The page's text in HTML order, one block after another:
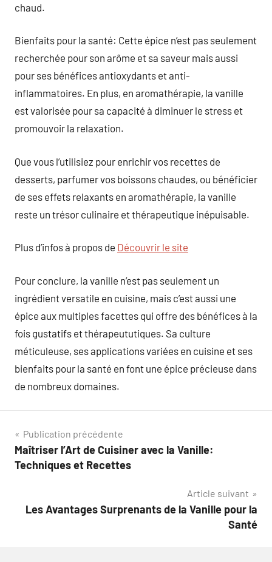
chaud.
Bienfaits pour la santé: Cette épice n’est pas seulement
recherchée pour son arôme et sa saveur mais aussi
pour ses bénéfices antioxydants et anti-
inflammatoires. En plus, en aromathérapie, la vanille
est valorisée pour sa capacité à diminuer le stress et
promouvoir la relaxation.
Que vous l’utilisiez pour enrichir vos recettes de
desserts, parfumer vos boissons chaudes, ou bénéficier
de ses effets relaxants en aromathérapie, la vanille
reste un trésor culinaire et thérapeutique inépuisable.
Plus d’infos à propos de Découvrir le site
Pour conclure, la vanille n’est pas seulement un
ingrédient versatile en cuisine, mais c’est aussi une
épice aux multiples facettes qui offre des bénéfices à la
fois gustatifs et thérapeututiques. Sa culture
méticuleuse, ses applications variées en cuisine et ses
bienfaits pour la santé en font une épice précieuse dans
de nombreux domaines.
Navigation
de
Publication précédente
Maîtriser l’Art de Cuisiner avec la Vanille:
Techniques et Recettes
Article suivant
Les Avantages Surprenants de la Vanille pour la
Santé